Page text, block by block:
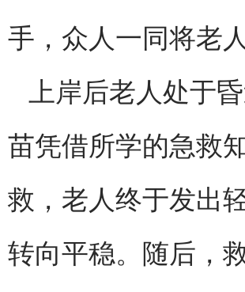
手，众人一同将老
上岸后老人处于
苗凭借所学的急救
救，老人终于发出
转向平稳。随后，